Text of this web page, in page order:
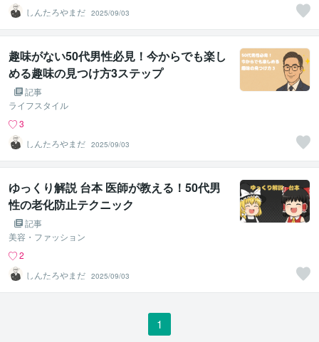
しんたろやまだ 2025/09/03
趣味がない50代男性必見！今からでも楽し
める趣味の見つけ方3ステップ
記事
ライフスタイル
3
しんたろやまだ 2025/09/03
ゆっくり解説 台本 医師が教える！50代男
性の老化防止テクニック
記事
美容・ファッション
2
しんたろやまだ 2025/09/03
1